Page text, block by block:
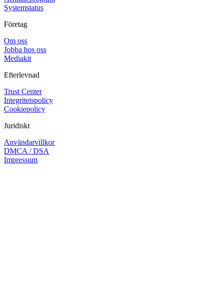
Systemstatus
Företag
Om oss
Jobba hos oss
Mediakit
Efterlevnad
Trust Center
Integritetspolicy
Cookiepolicy
Juridiskt
Användarvillkor
DMCA / DSA
Impressum